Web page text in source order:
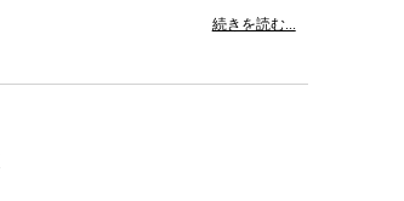
続きを読む...